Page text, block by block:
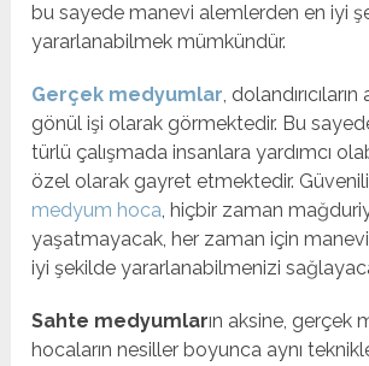
bu sayede manevi alemlerden en iyi
yararlanabilmek mümkündür.
Gerçek medyumlar,
gönül işi olarak görmektedir. Bu
türlü çalışmada insanlara yardımcı
özel olarak gayret etmektedir.
medyum hoca, hiçbir zaman
yaşatmayacak, her zaman için
iyi şekilde yararlanabilmenizi
Sahte medyumların aksine, gerçek
hocaların nesiller boyunca aynı